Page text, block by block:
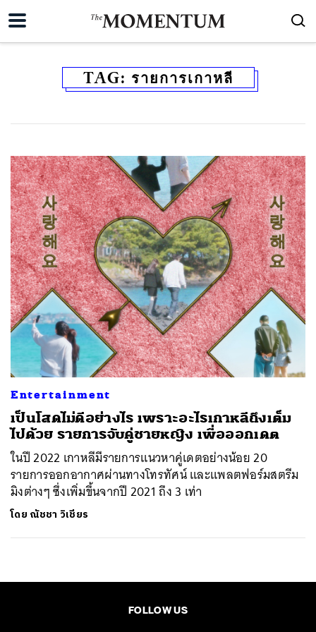
TAG: รายการเกาหลี
Entertainment
เป็นโสดไม่ดีอย่างไร เพราะอะไรเกาหลีถึงเต็ม
ไปด้วย รายการจับคู่ชายหญิง เพื่อออกเดต
ในปี 2022 เกาหลีมีรายการแนวหาคู่เดตอย่างน้อย 20
รายการออกอากาศผ่านทางโทรทัศน์ และแพลตฟอร์มสตรีม
มิงต่างๆ ซึ่งเพิ่มขึ้นจากปี 2021 ถึง 3 เท่า
โดย ณัชชา วิเชียร
FOLLOW US
ค้นหา
SHARE TWEET LINE EMAIL